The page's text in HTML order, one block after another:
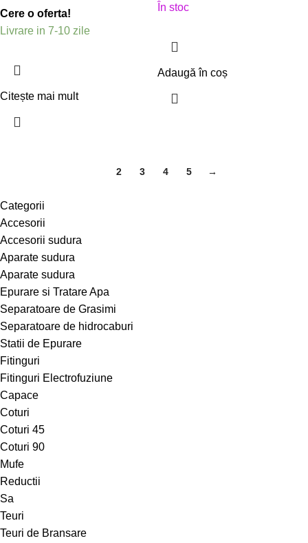
Categorii
Accesorii
Accesorii sudura
Aparate sudura
Aparate sudura
Epurare si Tratare Apa
Separatoare de Grasimi
Separatoare de hidrocaburi
Statii de Epurare
Fitinguri
Fitinguri Electrofuziune
Capace
Coturi
Coturi 45
Coturi 90
Mufe
Reductii
Sa
Teuri
Teuri de Bransare
Cere o oferta!
Livrare in 7-10 zile
Citește mai mult
În stoc
Adaugă în coș
2 3 4 5 →